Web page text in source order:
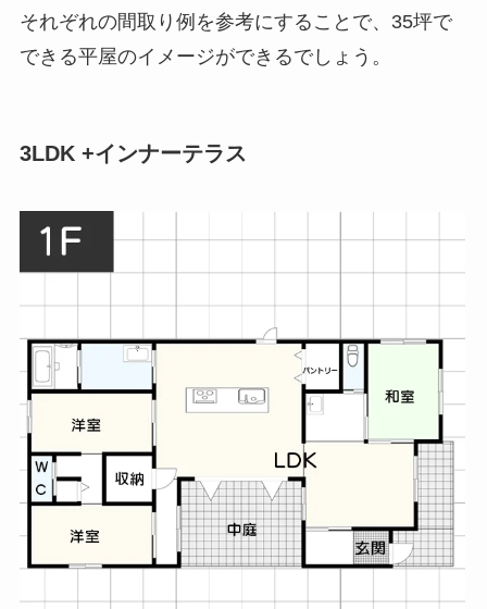
それぞれの間取り例を参考にすることで、35坪で
できる平屋のイメージができるでしょう。
3LDK +インナーテラス